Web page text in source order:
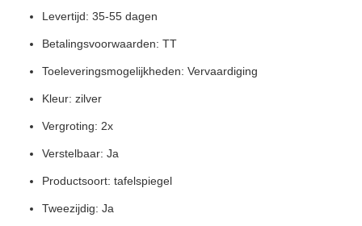
Levertijd: 35-55 dagen
Betalingsvoorwaarden: TT
Toeleveringsmogelijkheden: Vervaardiging
Kleur: zilver
Vergroting: 2x
Verstelbaar: Ja
Productsoort: tafelspiegel
Tweezijdig: Ja